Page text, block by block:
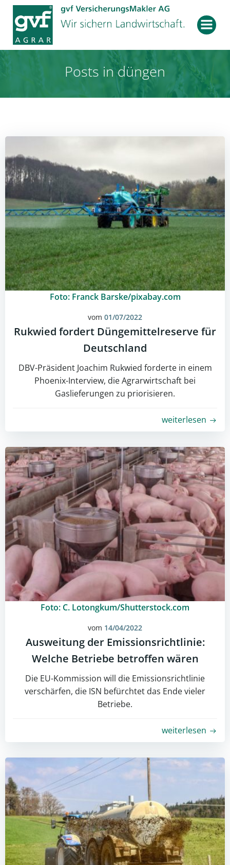
Zum
Inhalt
springen
Posts in düngen
Foto: Franck Barske/pixabay.com
vom 01/07/2022
Rukwied fordert Düngemittelreserve für
Deutschland
DBV-Präsident Joachim Rukwied forderte in einem
Phoenix-Interview, die Agrarwirtschaft bei
Gaslieferungen zu priorisieren.
weiterlesen
Foto: C. Lotongkum/Shutterstock.com
vom 14/04/2022
Ausweitung der Emissionsrichtlinie:
Welche Betriebe betroffen wären
Die EU-Kommission will die Emissionsrichtlinie
verschärfen, die ISN befürchtet das Ende vieler
Betriebe.
weiterlesen